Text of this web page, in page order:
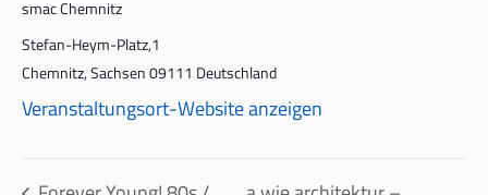
smac Chemnitz
Stefan-Heym-Platz,1
Chemnitz,Sachsen09111 Deutschland
Veranstaltungsort-Website anzeigen